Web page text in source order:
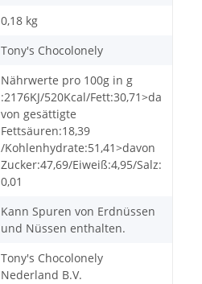
0,18 kg
Tony's Chocolonely
Nährwerte pro 100g in g
:2176KJ/520Kcal/Fett:30,71>da
von gesättigte
Fettsäuren:18,39
/Kohlenhydrate:51,41>davon
Zucker:47,69/Eiweiß:4,95/Salz:
0,01
Kann Spuren von Erdnüssen
und Nüssen enthalten.
Tony's Chocolonely
Nederland B.V.